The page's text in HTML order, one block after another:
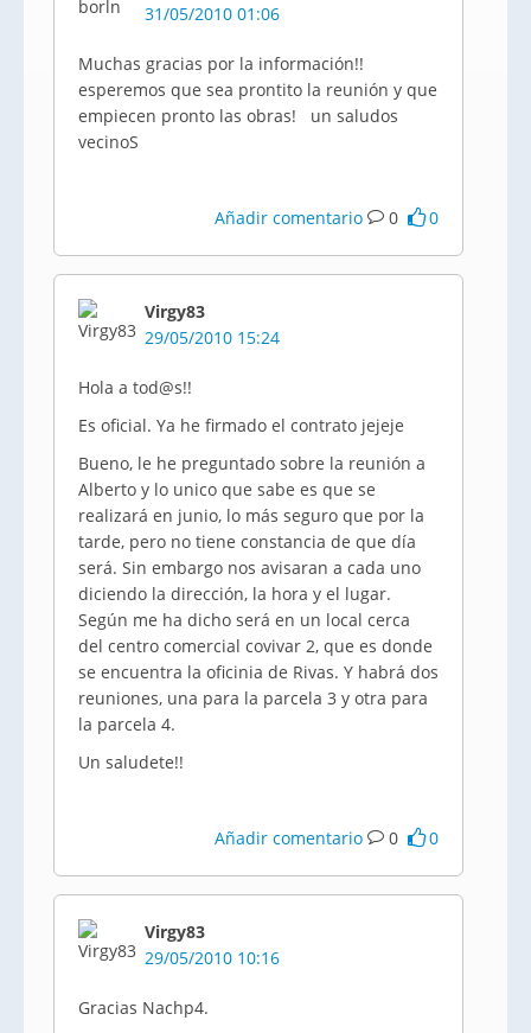
31/05/2010 01:06
Muchas gracias por la información!!
esperemos que sea prontito la reunión y que
empiecen pronto las obras! un saludos
vecinoS
Añadir comentario 0 0
Virgy83
29/05/2010 15:24
Hola a tod@s!!
Es oficial. Ya he firmado el contrato jejeje
Bueno, le he preguntado sobre la reunión a
Alberto y lo unico que sabe es que se
realizará en junio, lo más seguro que por la
tarde, pero no tiene constancia de que día
será. Sin embargo nos avisaran a cada uno
diciendo la dirección, la hora y el lugar.
Según me ha dicho será en un local cerca
del centro comercial covivar 2, que es donde
se encuentra la oficinia de Rivas. Y habrá dos
reuniones, una para la parcela 3 y otra para
la parcela 4.
Un saludete!!
Añadir comentario 0 0
Virgy83
29/05/2010 10:16
Gracias Nachp4.